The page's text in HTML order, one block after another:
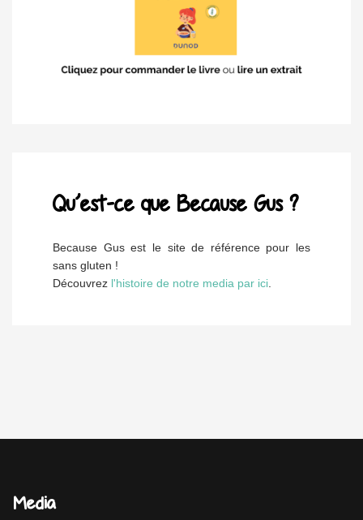
Qu’est-ce que Because Gus ?
Because Gus est le site de référence pour les
sans gluten !
Découvrez l'histoire de notre media par ici
Media